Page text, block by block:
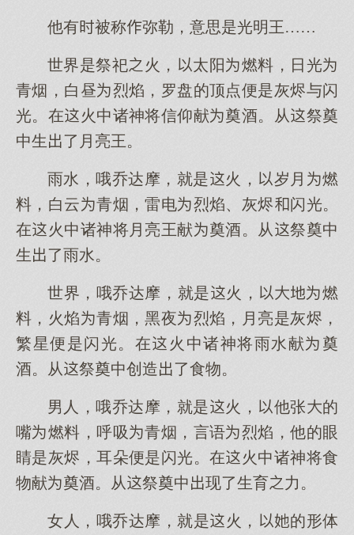
他有被称弥勒，意思是光明王……
世界是祭祀火，太阳燃料，日光
青烟，白昼烈焰，罗盘的顶点便是灰烬与闪
光。在火中诸神将信仰献奠酒。从祭奠
中生了月亮王。
雨水，哦乔达摩，就是火，岁月燃
料，白云青烟，雷电烈焰、灰烬闪光。
在火中诸神将月亮王献奠酒。从祭奠中
生了雨水。
世界，哦乔达摩，就是火，燃
料，火焰青烟，黑夜烈焰，月亮是灰烬，
繁星便是闪光。在火中诸神将雨水献奠
酒。从祭奠中创造了食物。
男人，哦乔达摩，就是火，他张的
嘴燃料，呼吸青烟，言语烈焰，他的眼
睛是灰烬，耳朵便是闪光。在火中诸神将食
物献奠酒。从祭奠中现了生育力。
女人，哦乔达摩，就是火，的形体